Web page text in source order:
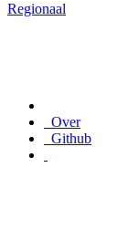
Regionaal
Over
Github